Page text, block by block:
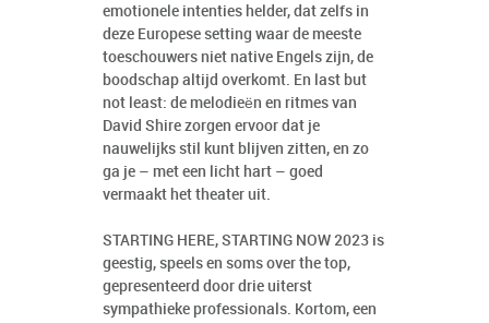
emotionele intenties helder, dat zelfs in
deze Europese setting waar de meeste
toeschouwers niet native Engels zijn, de
boodschap altijd overkomt. En last but
not least: de melodieën en ritmes van
David Shire zorgen ervoor dat je
nauwelijks stil kunt blijven zitten, en zo
ga je – met een licht hart – goed
vermaakt het theater uit.
STARTING HERE, STARTING NOW 2023 is
geestig, speels en soms over the top,
gepresenteerd door drie uiterst
sympathieke professionals. Kortom, een